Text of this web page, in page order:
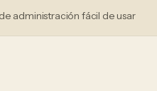
administración fácil de usar